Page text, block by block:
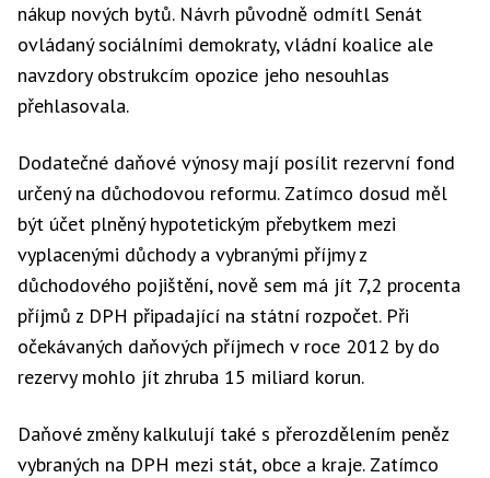
nákup nových bytů. Návrh původně odmítl Senát
ovládaný sociálními demokraty, vládní koalice ale
navzdory obstrukcím opozice jeho nesouhlas
přehlasovala.
Dodatečné daňové výnosy mají posílit rezervní fond
určený na důchodovou reformu. Zatímco dosud měl
být účet plněný hypotetickým přebytkem mezi
vyplacenými důchody a vybranými příjmy z
důchodového pojištění, nově sem má jít 7,2 procenta
příjmů z DPH připadající na státní rozpočet. Při
očekávaných daňových příjmech v roce 2012 by do
rezervy mohlo jít zhruba 15 miliard korun.
Daňové změny kalkulují také s přerozdělením peněz
vybraných na DPH mezi stát, obce a kraje. Zatímco